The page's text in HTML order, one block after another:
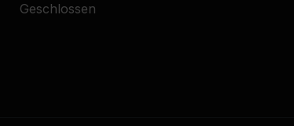
Geschlossen